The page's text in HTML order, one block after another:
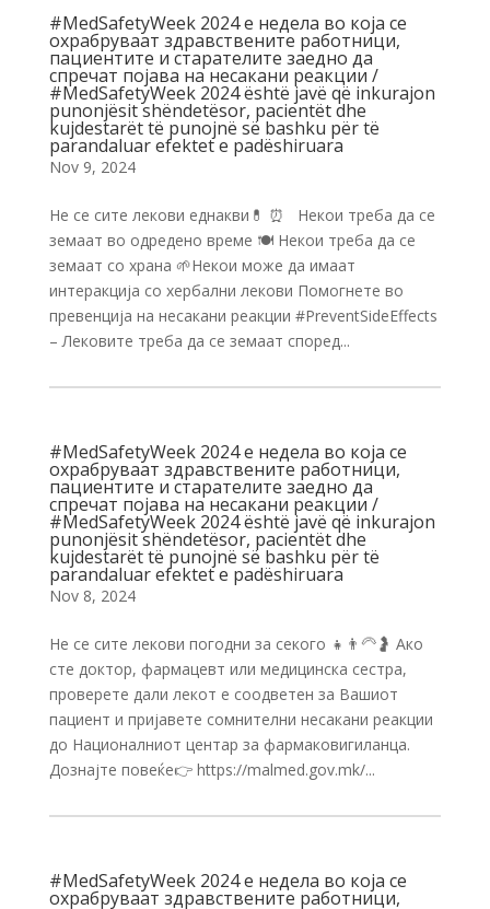
#MedSafetyWeek 2024 е недела во која се
охрабруваат здравствените работници,
пациентите и старателите заедно да
спречат појава на несакани реакции /
#MedSafetyWeek 2024 është javë që inkurajon
punonjësit shëndetësor, pacientët dhe
kujdestarët të punojnë së bashku për të
parandaluar efektet e padëshiruara
Nov 9, 2024
Не се сите лекови еднакви💊 ⏰ Некои треба да се
земаат во одредено време 🍽 Некои треба да се
земаат со храна 🌱Некои може да имаат
интеракција со хербални лекови Помогнете во
превенција на несакани реакции #PreventSideEffects
– Лековите треба да се земаат според...
#MedSafetyWeek 2024 е недела во која се
охрабруваат здравствените работници,
пациентите и старателите заедно да
спречат појава на несакани реакции /
#MedSafetyWeek 2024 është javë që inkurajon
punonjësit shëndetësor, pacientët dhe
kujdestarët të punojnë së bashku për të
parandaluar efektet e padëshiruara
Nov 8, 2024
Не се сите лекови погодни за секого 👧👨🦳🤰 Ако
сте доктор, фармацевт или медицинска сестра,
проверете дали лекот е соодветен за Вашиот
пациент и пријавете сомнителни несакани реакции
до Националниот центар за фармаковигиланца.
Дознајте повеќе👉 https://malmed.gov.mk/...
#MedSafetyWeek 2024 е недела во која се
охрабруваат здравствените работници,